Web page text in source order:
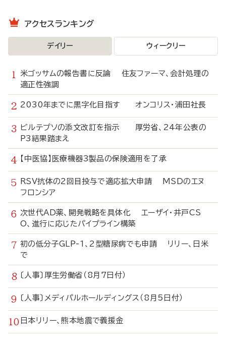
アクセスランキング
デイリー ウィークリー
米ゴッサムの報告書に反論 住友ファーマ、会計処理の
適正性強調
2030年までに黒字化目指す オンコリス・浦田社長
ビルテプソの添文改訂を指示 厚労省、24年公表の
P3結果踏まえ
【中医協】医療機器3製品の保険適用を了承
RSV抗体の2回目投与で適応拡大申請 MSDのエヌ
フロンシア
次世代AD薬、開発戦略を具体化 エーザイ・井戸CS
O、進行に応じたパイプライン構築
初の低分子GLP-1、2型糖尿病でも申請 リリー、日米
で
〔人事〕厚生労働省（8月7日付）
〔人事〕メディパルホールディングス（8月5日付）
日本リリー、熊本地震で義援金